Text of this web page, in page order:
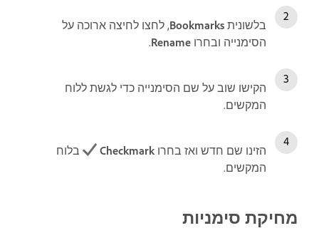
בלשונית Bookmarks, לחצו לחיצה ארוכה על
הסימנייה ובחרו Rename
.
הקישו שוב על שם הסימנייה כדי לגשת ללוח
המקשים.
הזינו שם חדש ואז בחרו Checkmark
בלוח
המקשים.
מחיקת סימניות